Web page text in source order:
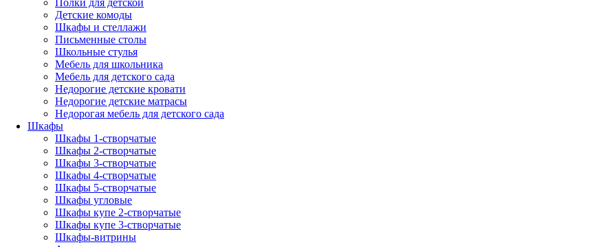
Детские комоды
Шкафы и стеллажи
Письменные столы
Школьные стулья
Мебель для школьника
Мебель для детского сада
Недорогие детские кровати
Недорогие детские матрасы
Недорогая мебель для детского сада
Шкафы
Шкафы 1-створчатые
Шкафы 2-створчатые
Шкафы 3-створчатые
Шкафы 4-створчатые
Шкафы 5-створчатые
Шкафы угловые
Шкафы купе 2-створчатые
Шкафы купе 3-створчатые
Шкафы-витрины